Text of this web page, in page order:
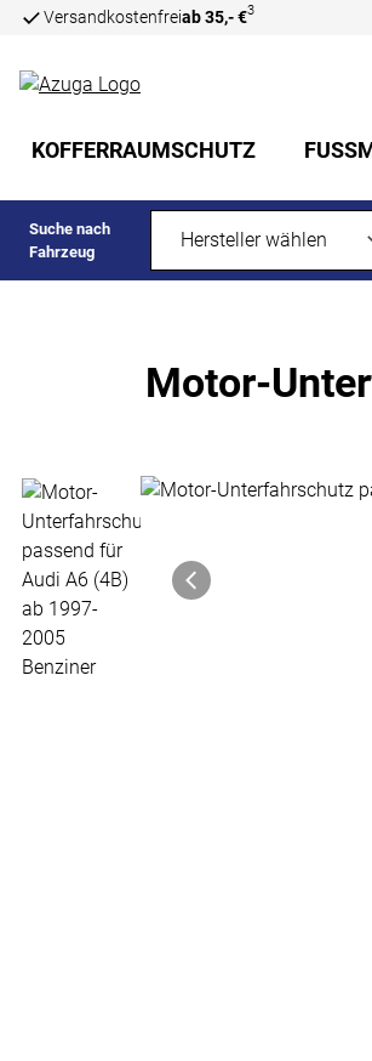
Versandkostenfreiab 35,- €3
KOFFERRAUMSCHUTZ
Suche nach
Fahrzeug
Motor-
Produktgalerie
Zur Kaufbox springen